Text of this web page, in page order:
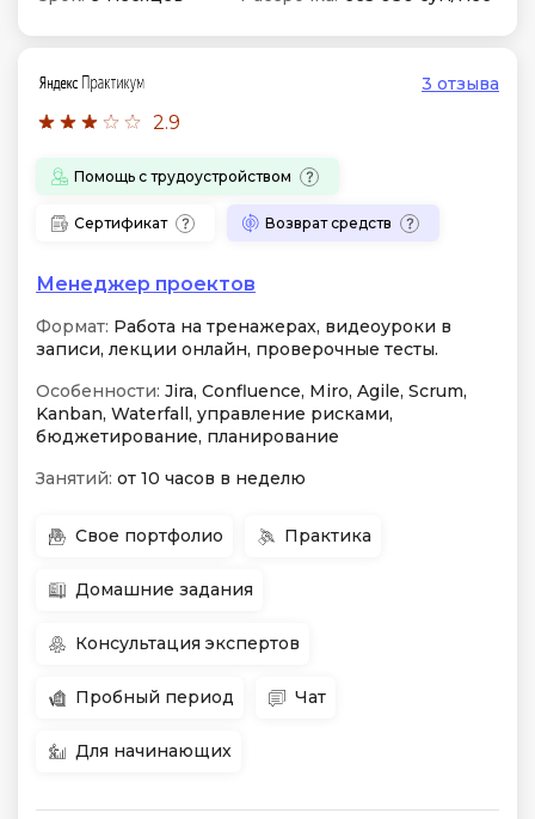
2.9
3 отзыва
Помощь с трудоустройством
Сертификат Возврат средств
Менеджер проектов
Формат: Работа на тренажерах, видеоуроки в
записи, лекции онлайн, проверочные тесты.
Особенности: Jira, Confluence, Miro, Agile, Scrum,
Kanban, Waterfall, управление рисками,
бюджетирование, планирование
Занятий: от 10 часов в неделю
Свое портфолио Практика
Домашние задания
Консультация экспертов
Пробный период Чат
Для начинающих